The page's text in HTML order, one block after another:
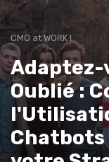
CMO at WORK !
Adaptez-
Oublié :
Chatbots